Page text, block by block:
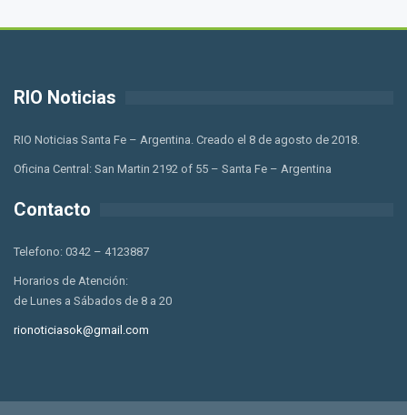
RIO Noticias
RIO Noticias Santa Fe – Argentina. Creado el 8 de agosto de 2018.
Oficina Central: San Martin 2192 of 55 – Santa Fe – Argentina
Contacto
Telefono: 0342 – 4123887
Horarios de Atención:
de Lunes a Sábados de 8 a 20
rionoticiasok@gmail.com